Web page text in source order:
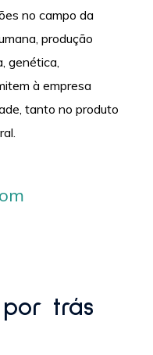
no campo da
produção
genética,
à empresa
tanto no produto
trás